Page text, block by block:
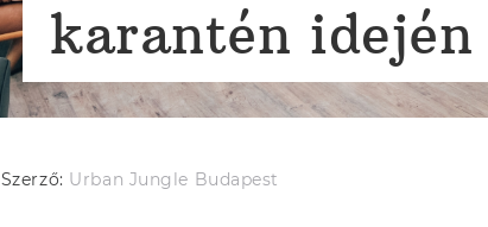
karantén idején
Szerző: Urban Jungle Budapest